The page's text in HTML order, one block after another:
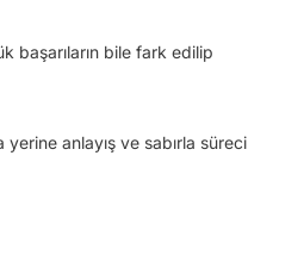
başarıların bile fark edilip
yerine anlayış ve sabırla süreci